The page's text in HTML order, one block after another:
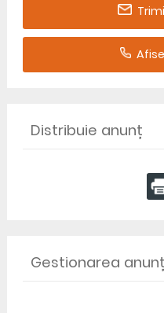
Distribuie anunț
Gestionarea